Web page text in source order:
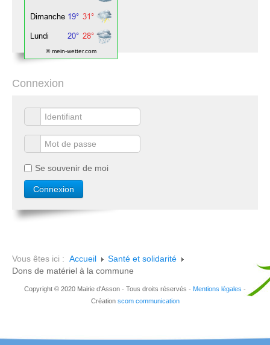
© mein-wetter.com
Connexion
Se souvenir de moi
Vous êtes ici : Accueil
Santé et solidarité
Dons de matériel à la commune
Copyright © 2020 Mairie d'Asson - Tous droits réservés - Mentions légales -
Création scom communication